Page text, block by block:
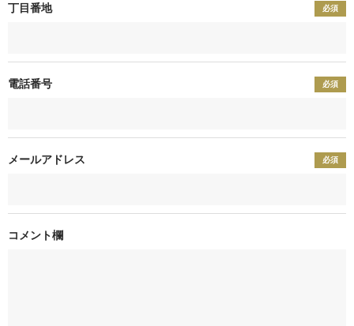
丁目番地 必須
電話番号 必須
メールアドレス 必須
コメント欄